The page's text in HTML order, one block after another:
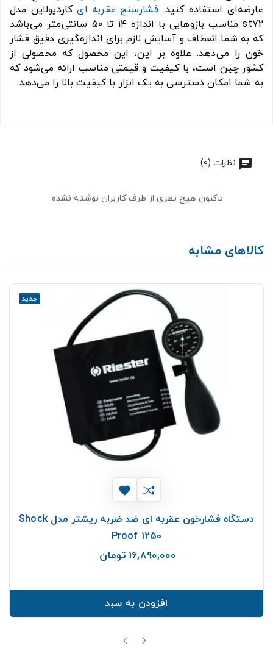
عارضه‌ای استفاده کنید. فشارسنج عقربه ایکاردیولاین مدل
st72 مناسب بازوهایی با اندازه ۱۴ تا ۵۰ سانتی‌متر می‌باشد
که به شما انعطاف و آسایش لازم برای اندازه‌گیری دقیق فشار
خون را می‌دهد. علاوه بر این، این محصول که محصولی از
کشور چین است، با کیفیت و قیمتی مناسب ارائه می‌شود که
به شما امکان دسترسی به یک ابزار با کیفیت بالا را می‌دهد.
نظرات (0)
تاکنون هیچ نظری از طرف کاربران نوشته نشده.
کالاهای مشابه
جدید
دستگاه فشارخون عقربه ای ضد ضربه ریشتر مدل Shock
Proof 1250
16,890,000 تومان
افزودن به سبد